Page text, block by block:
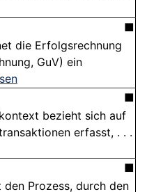
■
die Erfolgsrechnung
GuV) ein
■
bezieht sich auf
erfasst, . . .
■
Prozess, durch den